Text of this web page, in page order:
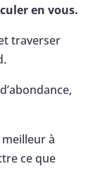
en vous.
traverser
à
ce que